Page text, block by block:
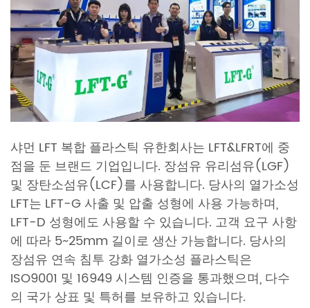
샤먼 LFT 복합 플라스틱 유한회사는 LFT&LFRT에 중
점을 둔 브랜드 기업입니다. 장섬유 유리섬유(LGF)
및 장탄소섬유(LCF)를 사용합니다. 당사의 열가소성
LFT는 LFT-G 사출 및 압출 성형에 사용 가능하며,
LFT-D 성형에도 사용할 수 있습니다. 고객 요구 사항
에 따라 5~25mm 길이로 생산 가능합니다. 당사의
장섬유 연속 침투 강화 열가소성 플라스틱은
ISO9001 및 16949 시스템 인증을 통과했으며, 다수
의 국가 상표 및 특허를 보유하고 있습니다.